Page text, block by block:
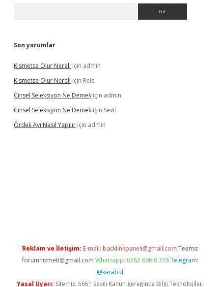
Son yorumlar
Kismetse Olur Nereli için admin
Kismetse Olur Nereli için Reis
Cinsel Seleksiyon Ne Demek için admin
Cinsel Seleksiyon Ne Demek için Sevil
Ördek Avı Nasıl Yapılır için admin
Reklam ve İletişim: E-mail: backlinkpaneli@gmail.com Teams:
forumhizmeti@gmail.com Whatsapp: 0262 606 0 726 Telegram:
@karabul
Yasal Uyarı: Sitemiz, 5651 Sayılı Kanun gereğince Bilgi Teknolojileri